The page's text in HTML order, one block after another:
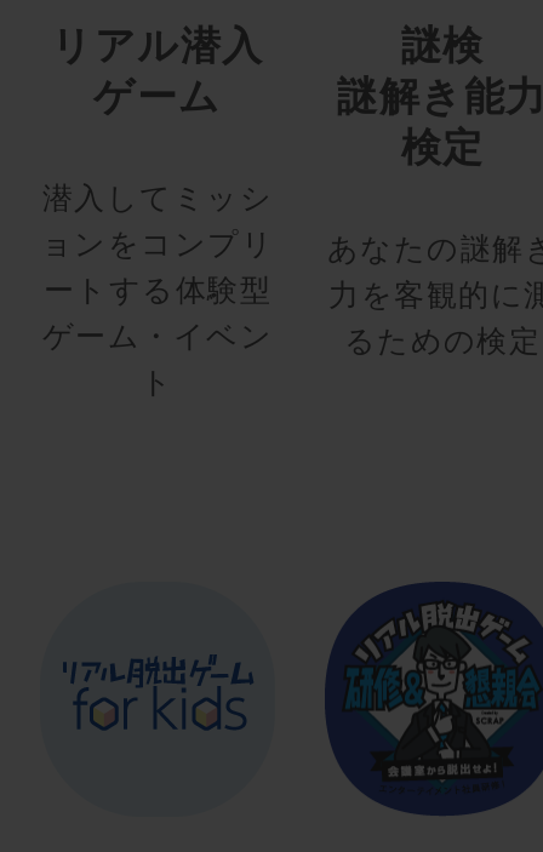
リアル潜入
ゲーム
潜入してミッシ
ョンをコンプリ
ートする体験型
ゲーム・イベン
ト
謎検
謎解き能
検定
あなたの謎解
力を客観的に
るための検定